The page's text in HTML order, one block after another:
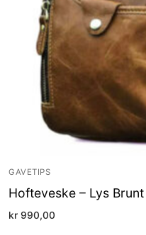
GAVETIPS
Hofteveske – Lys
kr 990,00